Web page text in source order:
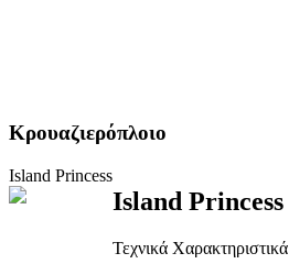
Κρουαζιερόπλοιο
Island Princess
Island Princess
Τεχνικά Χαρακτηριστικά